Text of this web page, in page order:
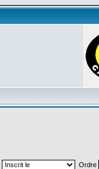
Ordre